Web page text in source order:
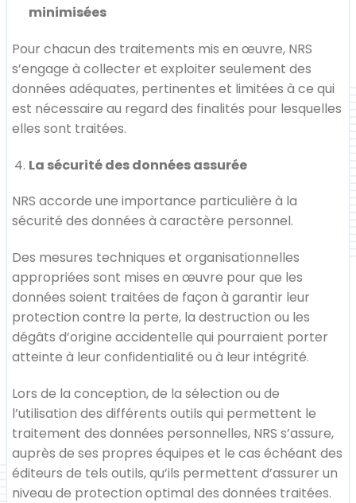
minimisées
Pour chacun des traitements mis en œuvre, NRS
s’engage à collecter et exploiter seulement des
données adéquates, pertinentes et limitées à ce qui
est nécessaire au regard des finalités pour lesquelles
elles sont traitées.
La sécurité des données assurée
NRS accorde une importance particulière à la
sécurité des données à caractère personnel.
Des mesures techniques et organisationnelles
appropriées sont mises en œuvre pour que les
données soient traitées de façon à garantir leur
protection contre la perte, la destruction ou les
dégâts d’origine accidentelle qui pourraient porter
atteinte à leur confidentialité ou à leur intégrité.
Lors de la conception, de la sélection ou de
l’utilisation des différents outils qui permettent le
traitement des données personnelles, NRS s’assure,
auprès de ses propres équipes et le cas échéant des
éditeurs de tels outils, qu’ils permettent d’assurer un
niveau de protection optimal des données traitées.